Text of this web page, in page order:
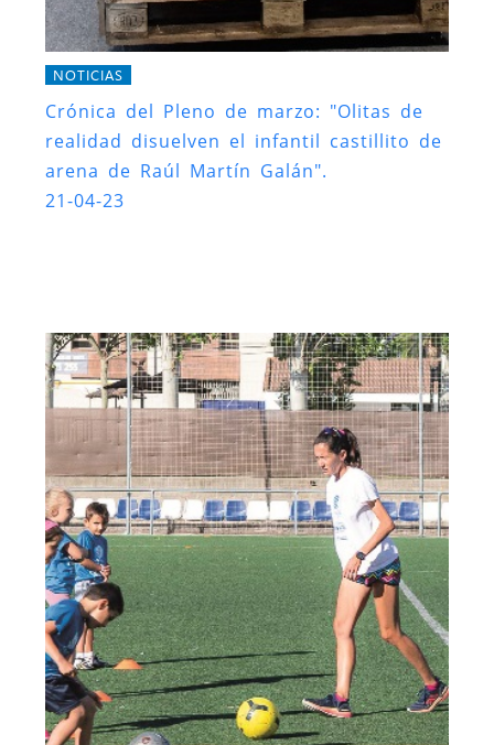
NOTICIAS
Crónica del Pleno de marzo: "Olitas de
realidad disuelven el infantil castillito de
arena de Raúl Martín Galán".
21-04-23